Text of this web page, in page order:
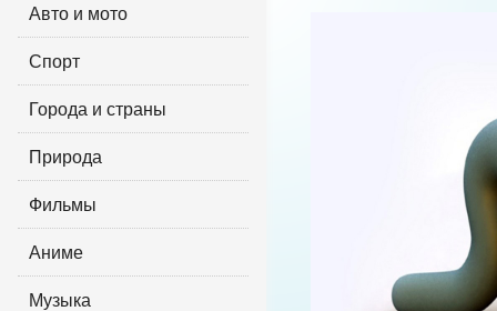
Авто и мото
Спорт
Города и страны
Природа
Фильмы
Аниме
Музыка